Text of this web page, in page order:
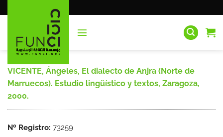
al
VICENTE, Ángeles, El dialecto de Anjra (Norte de
Marruecos). Estudio lingüístico y textos, Zaragoza,
2000.
Nº Registro: 73259